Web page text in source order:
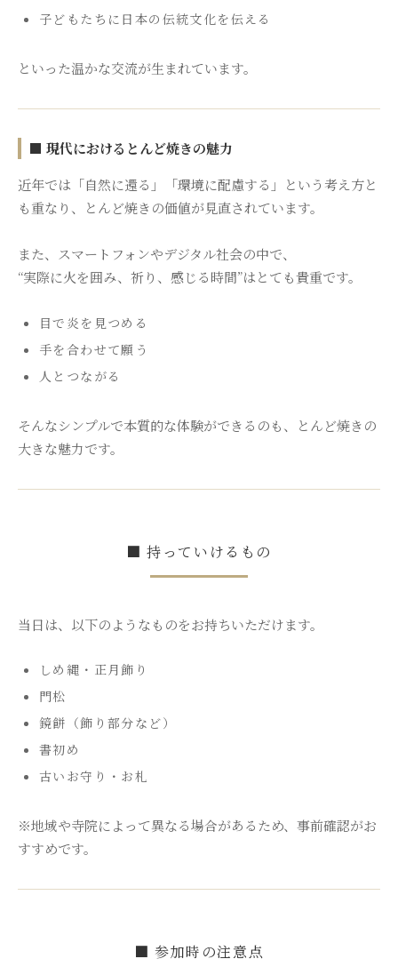
子どもたちに日本の伝統文化を伝える
といった温かな交流が生まれています。
■ 現代におけるとんど焼きの魅力
近年では「自然に還る」「環境に配慮する」という考え方と
も重なり、とんど焼きの価値が見直されています。
また、スマートフォンやデジタル社会の中で、
“実際に火を囲み、祈り、感じる時間”はとても貴重です。
目で炎を見つめる
手を合わせて願う
人とつながる
そんなシンプルで本質的な体験ができるのも、とんど焼きの
大きな魅力です。
■ 持っていけるもの
当日は、以下のようなものをお持ちいただけます。
しめ縄・正月飾り
門松
鏡餅（飾り部分など）
書初め
古いお守り・お札
※地域や寺院によって異なる場合があるため、事前確認がお
すすめです。
■ 参加時の注意点